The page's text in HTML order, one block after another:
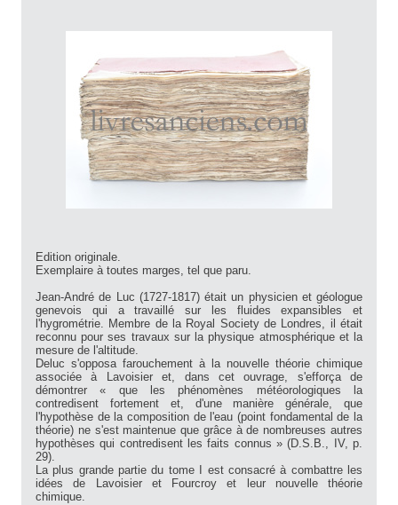
Edition originale.
Exemplaire à toutes marges, tel que paru.
Jean-André de Luc (1727-1817) était un physicien et géologue
genevois qui a travaillé sur les fluides expansibles et
l'hygrométrie. Membre de la Royal Society de Londres, il était
reconnu pour ses travaux sur la physique atmosphérique et la
mesure de l'altitude.
Deluc s'opposa farouchement à la nouvelle théorie chimique
associée à Lavoisier et, dans cet ouvrage, s'efforça de
démontrer « que les phénomènes météorologiques la
contredisent fortement et, d'une manière générale, que
l'hypothèse de la composition de l'eau (point fondamental de la
théorie) ne s'est maintenue que grâce à de nombreuses autres
hypothèses qui contredisent les faits connus » (D.S.B., IV, p.
29).
La plus grande partie du tome I est consacré à combattre les
idées de Lavoisier et Fourcroy et leur nouvelle théorie
chimique.